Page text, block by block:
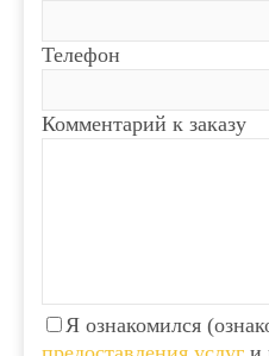
Телефон
Комментарий к заказу
Я ознакомился